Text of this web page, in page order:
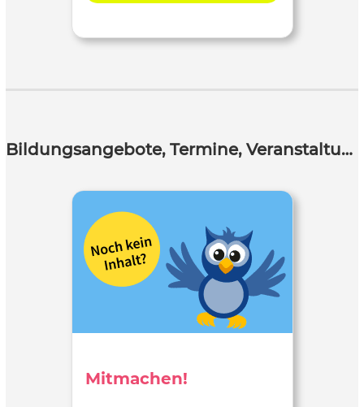
Bildungsangebote, Termine, Veranstaltungen
Mitmachen!